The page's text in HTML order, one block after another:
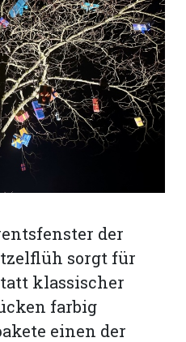
der
sorgt für
klassischer
farbig
einen der